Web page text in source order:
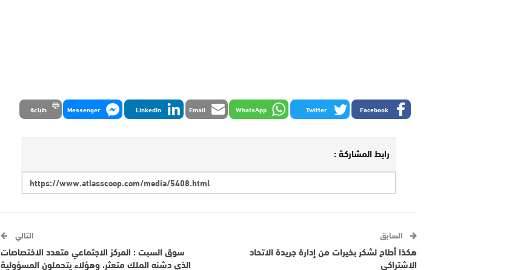
Facebook
Twitter
WhatsApp
Email
LinkedIn
Messenger طباعة
رابط المشاركة :
السابق
هكذا أطاح لشكر بخيرات من إدارة جريدة الاتحاد
الاشتراكي
التالي
سوق السبت : المركز الاجتماعي متعدد الاختصاصات
الذي دشنه الملك متعثر، وهؤلاء يتحملون المسؤولية